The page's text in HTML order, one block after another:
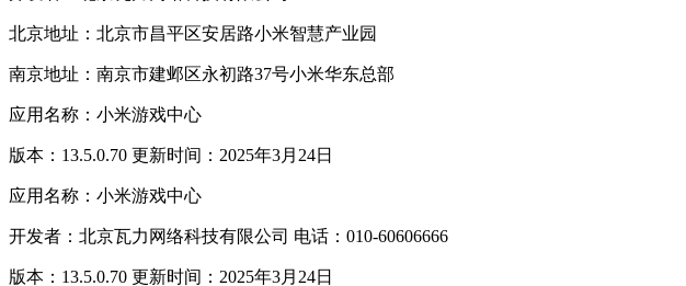
北京地址：北京市昌平区安居路小米智慧产业园
南京地址：南京市建邺区永初路37号小米华东总部
应用名称：小米游戏中心
版本：13.5.0.70 更新时间：2025年3月24日
应用名称：小米游戏中心
开发者：北京瓦力网络科技有限公司 电话：010-60606666
版本：13.5.0.70 更新时间：2025年3月24日